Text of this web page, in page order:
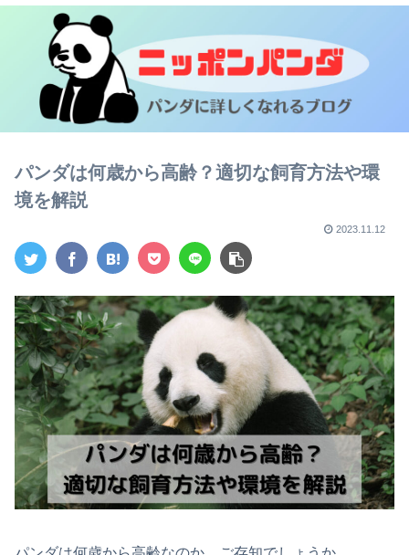
パンダは何歳から高齢？適切な飼育方法や環
境を解説
2023.11.12